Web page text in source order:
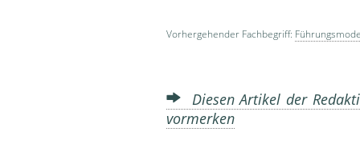
Vorhergehender Fachbegriff:
Diesen Artikel der
vormerken